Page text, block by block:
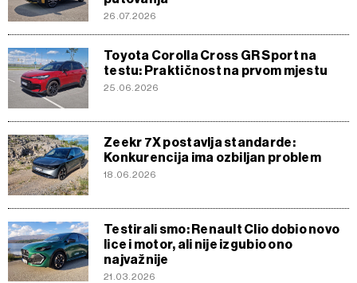
26.07.2026
Toyota Corolla Cross GR Sport na
testu: Praktičnost na prvom mjestu
25.06.2026
Zeekr 7X postavlja standarde:
Konkurencija ima ozbiljan problem
18.06.2026
Testirali smo: Renault Clio dobio novo
lice i motor, ali nije izgubio ono
najvažnije
21.03.2026